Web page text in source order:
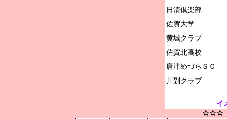
日清倶楽部
佐賀大学
黄城クラブ
佐賀北高校
唐津めづらＳＣ
イ
☆☆☆